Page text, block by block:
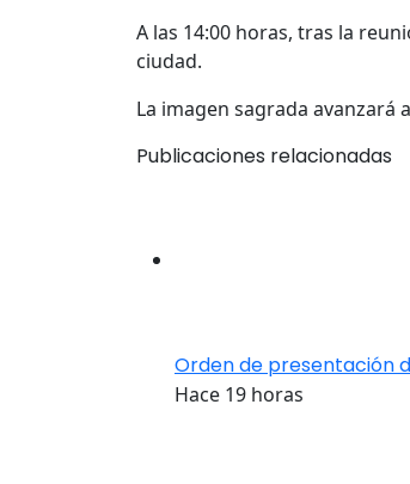
A las 14:00 horas, tras la
ciudad.
La imagen sagrada
Publicaciones relacionadas
Orden de presentación
Hace 19 horas